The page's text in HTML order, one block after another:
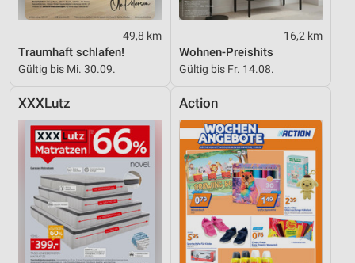
49,8 km
Traumhaft schlafen!
Gültig bis Mi. 30.09.
16,2 km
Wohnen-Preishits
Gültig bis Fr. 14.08.
XXXLutz Action